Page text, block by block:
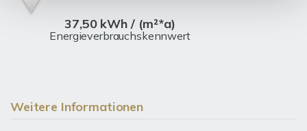
37,50 kWh / (m²*a)
Energieverbrauchskennwert
Weitere Informationen